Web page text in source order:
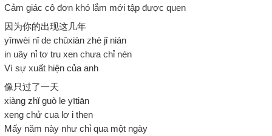
Cảm giác cô đơn khó lắm mới tập được quen
因为你的出现这几年
yīnwèi nǐ de chūxiàn zhè jǐ nián
in uây nỉ tơ tru xen chưa chỉ nén
Vì sự xuất hiện của anh
像只过了一天
xiàng zhǐ guò le yītiān
xeng chử cua lơ i then
Mấy năm này như chỉ qua một ngày